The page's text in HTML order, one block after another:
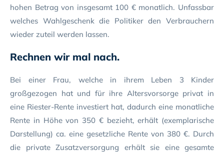
hohen Betrag von insgesamt 100 € monatlich. Unfassbar
welches Wahlgeschenk die Politiker den Verbrauchern
wieder zuteil werden lassen.
Rechnen wir mal nach.
Bei einer Frau, welche in ihrem Leben 3 Kinder
großgezogen hat und für ihre Altersvorsorge privat in
eine Riester-Rente investiert hat, dadurch eine monatliche
Rente in Höhe von 350 € bezieht, erhält (exemplarische
Darstellung) ca. eine gesetzliche Rente von 380 €. Durch
die private Zusatzversorgung erhält sie eine gesamte